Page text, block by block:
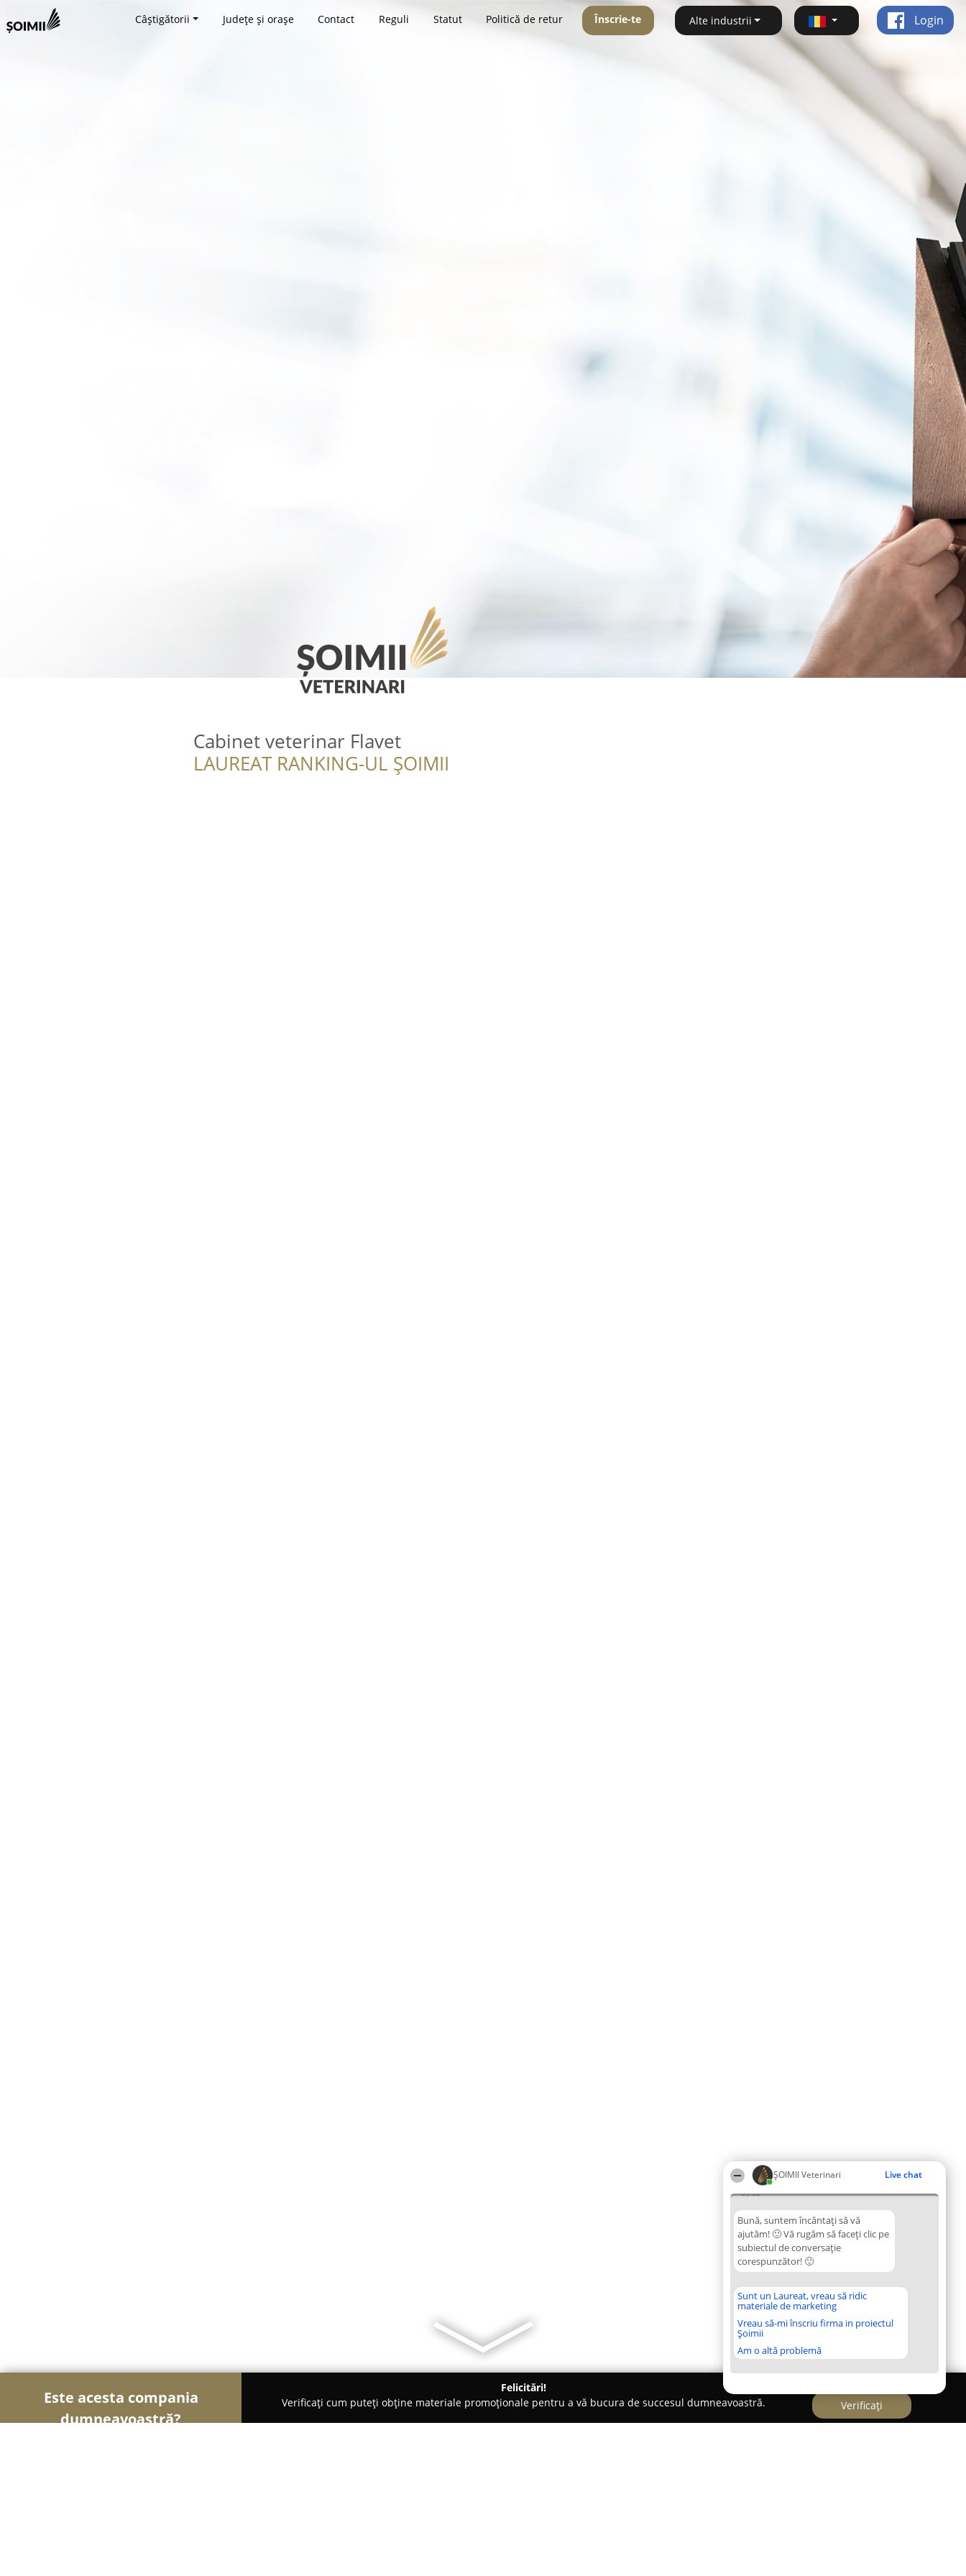
ȘOIMII Veterinari Live chat
05:52
Bună, suntem încântați să vă
ajutăm! 🙂 Vă rugăm să faceți clic pe
subiectul de conversație
corespunzător! 🙂
Sunt un Laureat, vreau să ridic
materiale de marketing
Vreau să-mi înscriu firma in proiectul
Șoimii
Am o altă problemă
Câștigătorii Județe și orașe Contact Reguli Statut Politică de retur Înscrie-te Alte industrii Login
Cabinet veterinar Flavet
LAUREAT RANKING-UL ȘOIMII
Este acesta compania
dumneavoastră?
Felicitări!
Verificați cum puteți obține materiale promoționale pentru a vă bucura de succesul dumneavoastră.
Verificați